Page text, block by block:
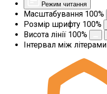
Режим читання
Масштабування 100%
Розмір шрифту 100%
Висота лінії 100%
Інтервал між літерами